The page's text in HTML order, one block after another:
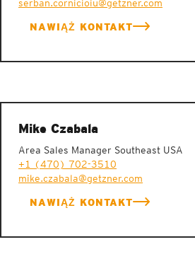
serban.cornicioiu@getzner.com
NAWIĄŻ KONTAKT
Mike Czabala
Area Sales Manager Southeast USA
+1 (470) 702-3510
mike.czabala@getzner.com
NAWIĄŻ KONTAKT